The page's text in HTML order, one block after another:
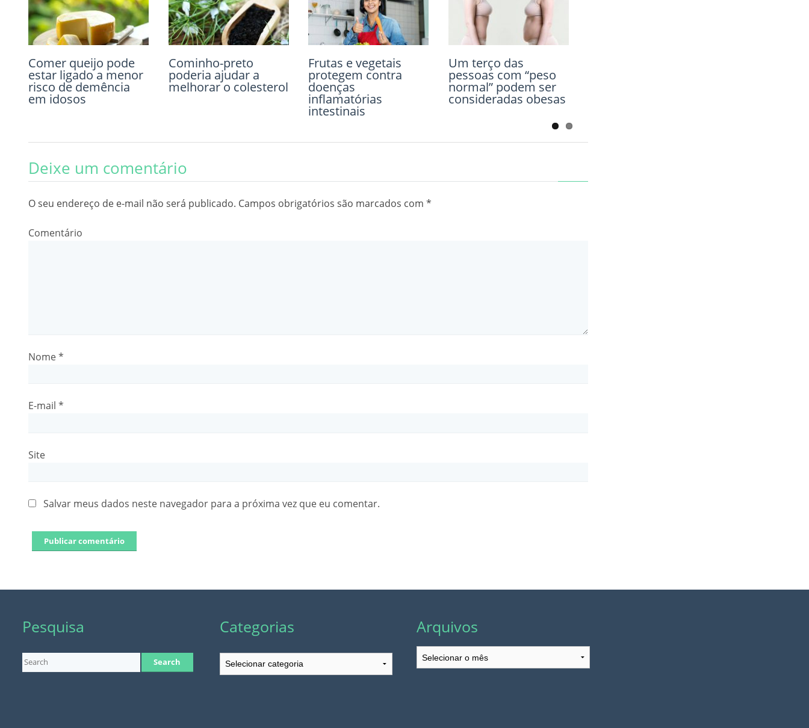
Comer queijo pode
estar ligado a menor
risco de demência
em idosos
Cominho-preto
poderia ajudar a
melhorar o colesterol
Frutas e vegetais
protegem contra
doenças
inflamatórias
intestinais
Um terço das
pessoas com “peso
normal” podem ser
consideradas obesas
Deficiência de
vitamina D aumenta
risco de perda
muscular
Chá preto pode
reduzir risco de
morte
Frituras aumentam
risco de doenças
cardíacas
aumentam o risco de
morte em 14%
13 de fevereiro de 2019
Deixe um comentário
O seu endereço de e-mail não será publicado. Campos obrigatórios são marcados com *
Comentário
Nome*
E-mail *
Site
Salvar meus dados neste navegador para a próxima vez que eu comentar.
Pesquisa Categorias
Categorias
Arquivos
Arquivos